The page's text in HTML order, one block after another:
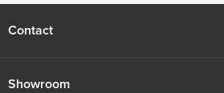
Contact
Showroom